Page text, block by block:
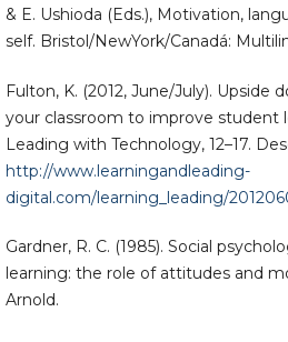
& E. Ushioda (Eds.), Motivation,
self. Bristol/NewYork/Canadá:
Fulton, K. (2012, June/July). Upside
your classroom to improve student
Leading with Technology, 12–17.
http://www.learningandleading-
digital.com/learning_leading/
Gardner, R. C. (1985). Social
learning: the role of attitudes and
Arnold.